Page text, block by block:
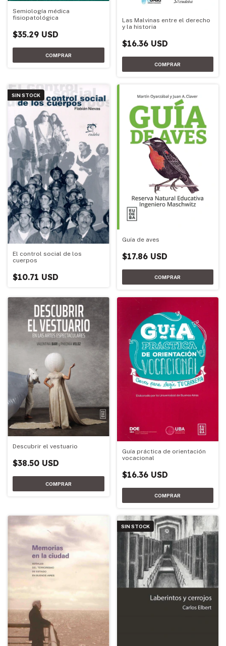
Semiología médica
fisiopatológica
$35.29 USD
Las Malvinas entre el derecho
y la historia
$16.36 USD
SIN STOCK
El control social de los
cuerpos
$10.71 USD
Guía de aves
$17.86 USD
Descubrir el vestuario
$38.50 USD
Guía práctica de orientación
vocacional
$16.36 USD
SIN STOCK